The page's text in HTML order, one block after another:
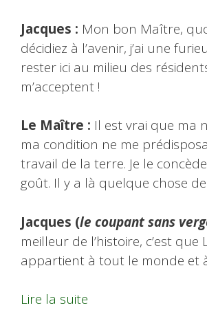
Jacques : Mon bon Maître,
décidiez à l’avenir, j’ai une
rester ici au milieu des
m’acceptent !
Le Maître : Il est vrai que ma
ma condition ne me
travail de la terre. Je le
goût. Il y a là quelque chose
Jacques (le coupant sans
meilleur de l’histoire, c’est que
appartient à tout le monde et
Lire la suite